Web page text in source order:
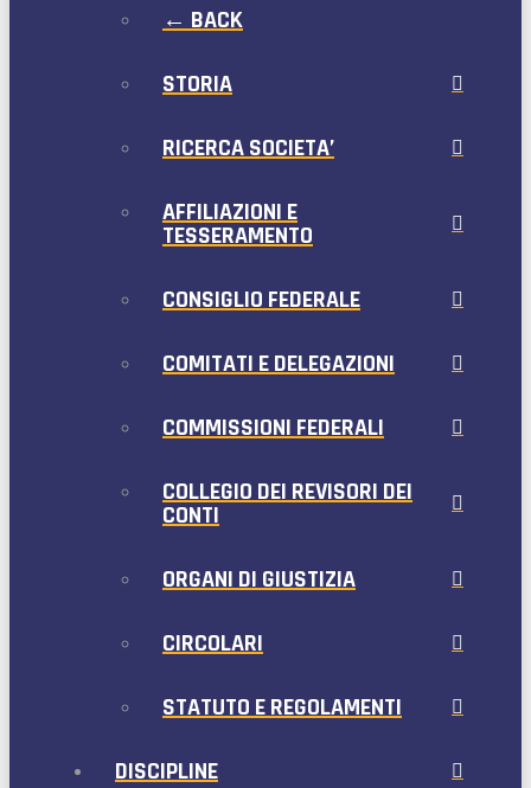
← BACK
STORIA
RICERCA SOCIETA’
AFFILIAZIONI E
TESSERAMENTO
CONSIGLIO FEDERALE
COMITATI E DELEGAZIONI
COMMISSIONI FEDERALI
COLLEGIO DEI REVISORI DEI
CONTI
ORGANI DI GIUSTIZIA
CIRCOLARI
STATUTO E REGOLAMENTI
DISCIPLINE